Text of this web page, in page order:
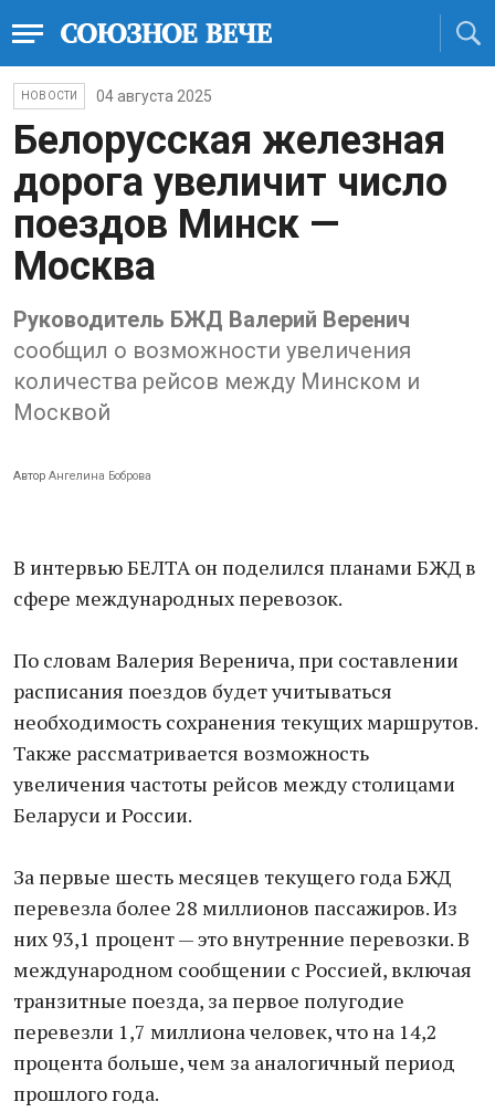
НОВОСТИ 04 августа 2025
Белорусская железная
дорога увеличит число
поездов Минск —
Москва
Руководитель БЖД Валерий Веренич
сообщил о возможности увеличения
количества рейсов между Минском и
Москвой
Автор Ангелина Боброва
В интервью БЕЛТА он поделился планами БЖД в
сфере международных перевозок.
По словам Валерия Веренича, при составлении
расписания поездов будет учитываться
необходимость сохранения текущих маршрутов.
Также рассматривается возможность
увеличения частоты рейсов между столицами
Беларуси и России.
За первые шесть месяцев текущего года БЖД
перевезла более 28 миллионов пассажиров. Из
них 93,1 процент — это внутренние перевозки. В
международном сообщении с Россией, включая
транзитные поезда, за первое полугодие
перевезли 1,7 миллиона человек, что на 14,2
процента больше, чем за аналогичный период
прошлого года.